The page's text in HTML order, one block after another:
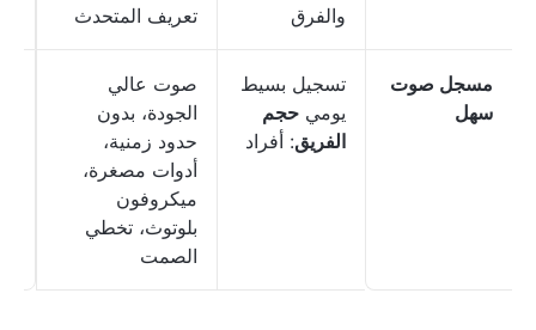
والفرق
تعريف المتحدث
مسجل صوت
سهل
تسجيل بسيط
يومي حجم
الفريق: أفراد
صوت عالي
الجودة، بدون
حدود زمنية،
أدوات مصغرة،
ميكروفون
بلوتوث، تخطي
الصمت